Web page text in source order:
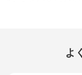
拠点として利用されるホテルで
※この求人は2023年5月29日時
よ